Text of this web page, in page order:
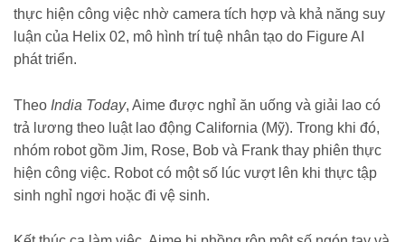
thực hiện công việc nhờ camera tích hợp và khả năng suy
luận của Helix 02, mô hình trí tuệ nhân tạo do Figure AI
phát triển.
Theo India Today, Aime được nghỉ ăn uống và giải lao có
trả lương theo luật lao động California (Mỹ). Trong khi đó,
nhóm robot gồm Jim, Rose, Bob và Frank thay phiên thực
hiện công việc. Robot có một số lúc vượt lên khi thực tập
sinh nghỉ ngơi hoặc đi vệ sinh.